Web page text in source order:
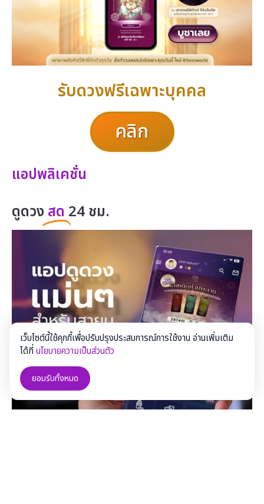
รับดวงฟรีเฉพาะบุคคล
คลิก
แอปพลิเคชั่น
ดูดวง สด 24 ชม.
เว็บไซต์นี้ใช้คุกกี้เพื่อปรับปรุงประสบการณ์การใช้งาน อ่านเพิ่มเติม
ได้ที่นโยบายความเป็นส่วนตัว
ยอมรับทั้งหมด